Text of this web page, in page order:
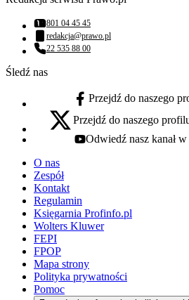
Numer telefonu:
801 04 45 45
Adres email:
redakcja@prawo.pl
Numer telefonu:
22 535 88 00
Śledź nas
facebook - otwiera się w nowej
Przejdź do naszego
x - otwiera się w nowej karcie
Przejdź do naszego
youtube - otwiera się w nowej
Odwiedź nasz kanał
O nas
Zespół
Kontakt
Regulamin
Księgarnia Profinfo.pl
Wolters Kluwer
FEPI
FPOP
Mapa strony
Polityka prywatności
Pomoc